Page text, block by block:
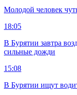
Молодой человек
18:05
В Бурятии завтра
сильные дожди
15:08
В Бурятии ищут